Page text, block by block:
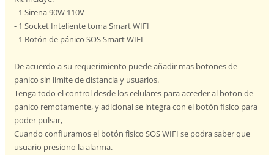
- 1 Sirena 90W 110V
- 1 Socket Inteliente toma Smart WIFI
- 1 Botón de pánico SOS Smart WIFI
De acuerdo a su requerimiento puede añadir mas botones de
panico sin limite de distancia y usuarios.
Tenga todo el control desde los celulares para acceder al boton de
panico remotamente, y adicional se integra con el botón fisico para
poder pulsar,
Cuando confiuramos el botón fìsico SOS WIFI se podra saber que
usuario presiono la alarma.